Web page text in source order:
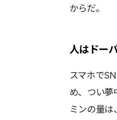
からだ。
人はドー
スマホで
め、つい夢
ミンの量